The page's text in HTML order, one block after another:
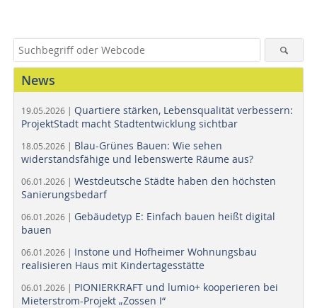
News
19.05.2026 | Quartiere stärken, Lebensqualität verbessern:
ProjektStadt macht Stadtentwicklung sichtbar
18.05.2026 | Blau-Grünes Bauen: Wie sehen
widerstandsfähige und lebenswerte Räume aus?
06.01.2026 | Westdeutsche Städte haben den höchsten
Sanierungsbedarf
06.01.2026 | Gebäudetyp E: Einfach bauen heißt digital
bauen
06.01.2026 | Instone und Hofheimer Wohnungsbau
realisieren Haus mit Kindertagesstätte
06.01.2026 | PIONIERKRAFT und lumio+ kooperieren bei
Mieterstrom-Projekt „Zossen I“